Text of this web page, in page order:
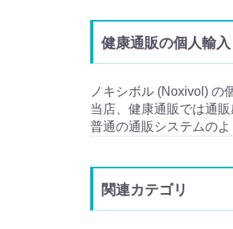
健康通販の個人輸
ノキシボル (Noxivol) の
当店、健康通販では通
普通の通販システムの
関連カテゴリ